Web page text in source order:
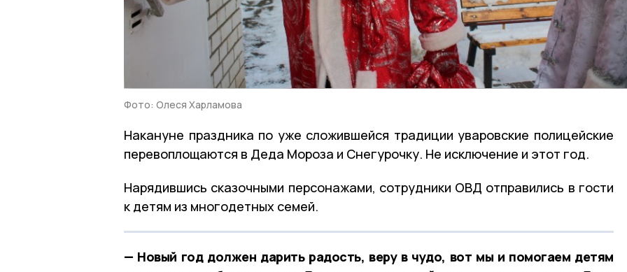
Фото: Олеся Харламова
Накануне праздника по уже сложившейся традиции уваровские полицейские
перевоплощаются в Деда Мороза и Снегурочку. Не исключение и этот год.
Нарядившись сказочными персонажами, сотрудники ОВД отправились в гости
к детям из многодетных семей.
— Новый год должен дарить радость, веру в чудо, вот мы и помогаем детям